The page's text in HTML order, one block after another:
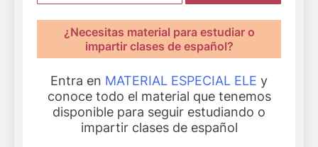
¿Necesitas material para estudiar o
impartir clases de español?
Entra en MATERIAL ESPECIAL ELE y
conoce todo el material que tenemos
disponible para seguir estudiando o
impartir clases de español